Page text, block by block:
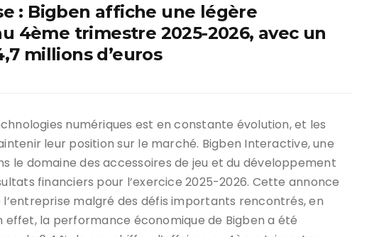
: Bigben affiche une légère
4ème trimestre 2025-2026, avec un
millions d’euros
numériques est en constante évolution, et les
leur position sur le marché. Bigben Interactive, une
le domaine des accessoires de jeu et du développement
financiers pour l’exercice 2025-2026. Cette annonce
l’entreprise malgré des défis importants rencontrés, en
effet, la performance économique de Bigben a été